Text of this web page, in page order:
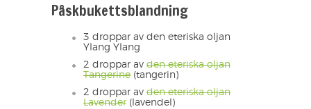
Påskbukettsblandning
3 droppar av den eteriska oljan
Ylang Ylang
2 droppar av den eteriska oljan
Tangerine (tangerin)
2 droppar av den eteriska oljan
Lavender (lavendel)